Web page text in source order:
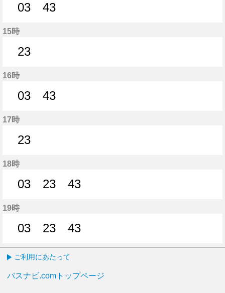
03
43
15時
23
16時
03
43
17時
23
18時
03
23
43
19時
03
23
43
ご利用にあたって
バスナビ.comトップページ